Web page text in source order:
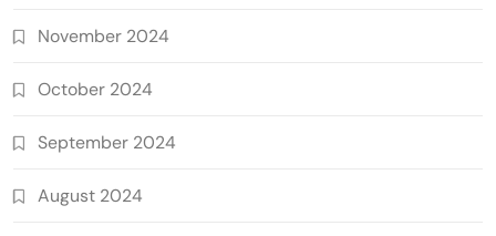
November 2024
October 2024
September 2024
August 2024